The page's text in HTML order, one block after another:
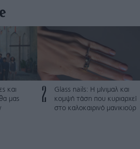
και
μας
2
Glass nails: Η μίνιμαλ και
κομψή τάση που κυριαρχεί
στο καλοκαιρινό μανικιούρ